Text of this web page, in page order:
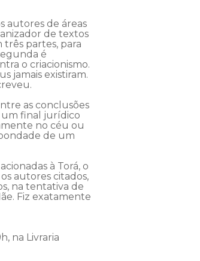
autores de áreas
de textos
partes, para
é
o criacionismo.
jamais existiram.
as conclusões
um final jurídico
no céu ou
de um
à Torá, o
autores citados,
na tentativa de
Fiz exatamente
na Livraria